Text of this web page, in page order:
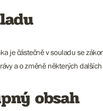
je částečně v souladu se
a o změně některých
obsah